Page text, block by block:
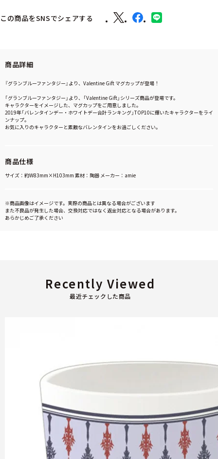
この商品をSNSでシェアする
商品詳細
『グランブルーファンタジー』より、Valentine Gift マグカップが登場！
「グランブルーファンタジー」より、「Valentine Gift」シリーズ商品が登場です。
キャラクターをイメージした、マグカップをご用意しました。
2019年「バレンタインデー・ホワイトデー合計ランキング」TOP10に輝いたキャラクターをライ
ンナップ。
お気に入りのキャラクターと素敵なバレンタインをお過ごしください。
商品仕様
サイズ：約W83mm×H103mm 素材：陶器 メーカー：amie
※商品画像はイメージです。実際の商品とは異なる場合がございます
また不良品が発生した場合、交換対応ではなく返金対応となる場合があります。
あらかじめご了承ください
最近チェックした商品
Recently Viewed